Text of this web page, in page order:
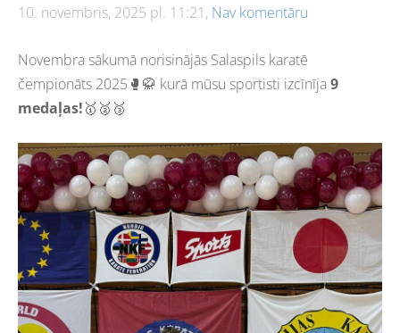
10. novembris, 2025 pl. 11:21, Nav komentāru
Novembra sākumā norisinājās Salaspils karatē
čempionāts 2025🥊🥋 kurā mūsu sportisti izcīnīja9
medaļas!🥇🥈🥉